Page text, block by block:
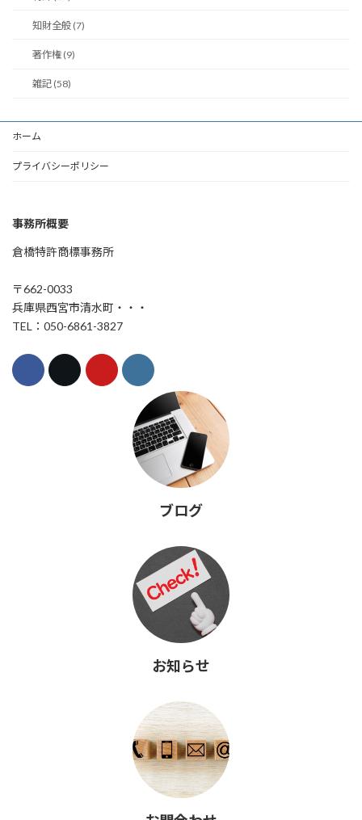
知財全般 (7)
著作権 (9)
雑記 (58)
ホーム
プライバシーポリシー
事務所概要
倉橋特許商標事務所
〒662-0033
兵庫県西宮市清水町・・・
TEL：050-6861-3827
ブログ
お知らせ